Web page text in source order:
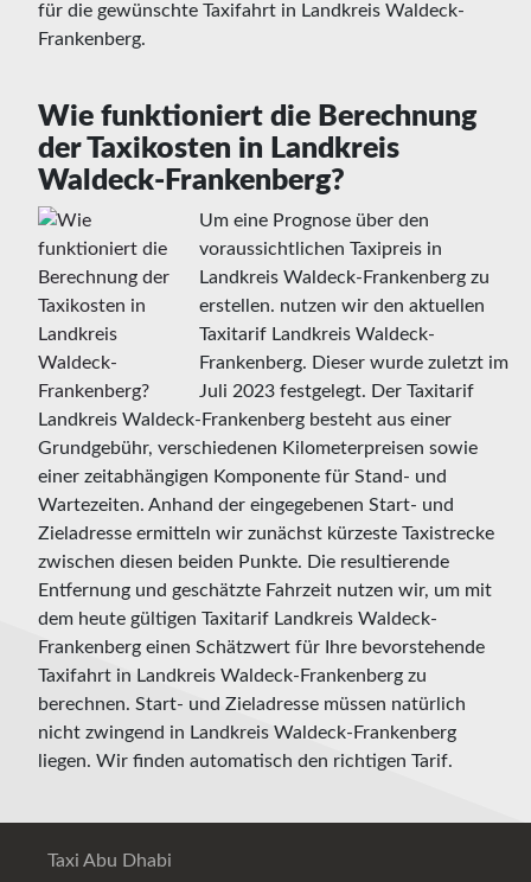
für die gewünschte Taxifahrt in Landkreis Waldeck-
Frankenberg.
Wie funktioniert die Berechnung
der Taxikosten in Landkreis
Waldeck-Frankenberg?
Um eine Prognose über den
voraussichtlichen Taxipreis in
Landkreis Waldeck-Frankenberg zu
erstellen. nutzen wir den aktuellen
Taxitarif Landkreis Waldeck-
Frankenberg. Dieser wurde zuletzt im
Juli 2023 festgelegt. Der Taxitarif
Landkreis Waldeck-Frankenberg besteht aus einer
Grundgebühr, verschiedenen Kilometerpreisen sowie
einer zeitabhängigen Komponente für Stand- und
Wartezeiten. Anhand der eingegebenen Start- und
Zieladresse ermitteln wir zunächst kürzeste Taxistrecke
zwischen diesen beiden Punkte. Die resultierende
Entfernung und geschätzte Fahrzeit nutzen wir, um mit
dem heute gültigen Taxitarif Landkreis Waldeck-
Frankenberg einen Schätzwert für Ihre bevorstehende
Taxifahrt in Landkreis Waldeck-Frankenberg zu
berechnen. Start- und Zieladresse müssen natürlich
nicht zwingend in Landkreis Waldeck-Frankenberg
liegen. Wir finden automatisch den richtigen Tarif.
Taxi Abu Dhabi